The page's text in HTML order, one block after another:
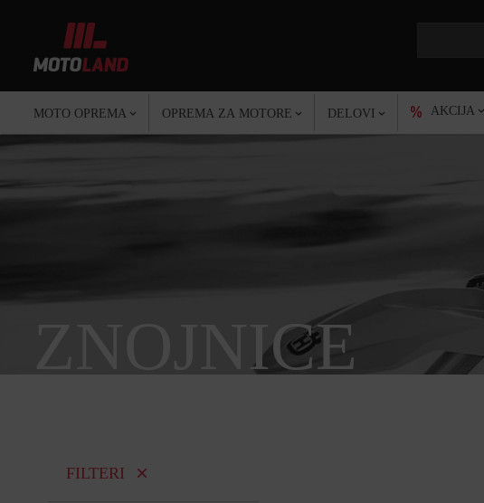
MOTO OPREMA OPREMA ZA MOTORE DELOVI AKCIJA
ZNOJNICE
FILTERI